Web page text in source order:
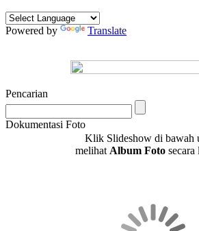
Powered by Translate
Pencarian
Dokumentasi Foto
Klik Slideshow di bawah
melihat Album Fotosecara